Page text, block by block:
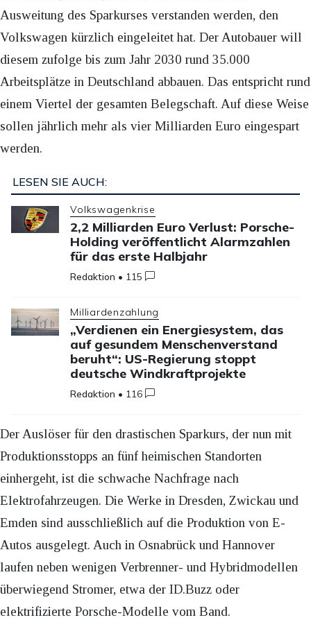
Ausweitung des Sparkurses verstanden werden, den
Volkswagen kürzlich eingeleitet hat. Der Autobauer will
diesem zufolge bis zum Jahr 2030 rund 35.000
Arbeitsplätze in Deutschland abbauen. Das entspricht rund
einem Viertel der gesamten Belegschaft. Auf diese Weise
sollen jährlich mehr als vier Milliarden Euro eingespart
werden.
LESEN SIE AUCH:
Volkswagenkrise
2,2 Milliarden Euro Verlust: Porsche-
Holding veröffentlicht Alarmzahlen
für das erste Halbjahr
Redaktion • 115
Milliardenzahlung
„Verdienen ein Energiesystem, das
auf gesundem Menschenverstand
beruht“: US-Regierung stoppt
deutsche Windkraftprojekte
Redaktion • 116
Der Auslöser für den drastischen Sparkurs, der nun mit
Produktionsstopps an fünf heimischen Standorten
einhergeht, ist die schwache Nachfrage nach
Elektrofahrzeugen. Die Werke in Dresden, Zwickau und
Emden sind ausschließlich auf die Produktion von E-
Autos ausgelegt. Auch in Osnabrück und Hannover
laufen neben wenigen Verbrenner- und Hybridmodellen
überwiegend Stromer, etwa der ID.Buzz oder
elektrifizierte Porsche-Modelle vom Band.